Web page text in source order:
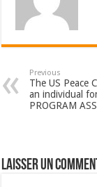
Previous
The US Peace
an individual
PROGRAM
Laisser un